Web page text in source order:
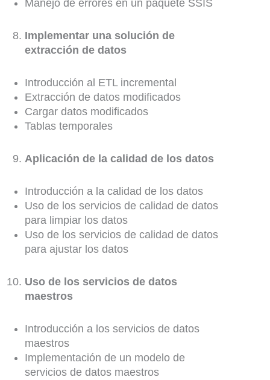
Manejo de errores en un paquete SSIS
Implementar una solución de
extracción de datos
Introducción al ETL incremental
Extracción de datos modificados
Cargar datos modificados
Tablas temporales
Aplicación de la calidad de los datos
Introducción a la calidad de los datos
Uso de los servicios de calidad de datos
para limpiar los datos
Uso de los servicios de calidad de datos
para ajustar los datos
Uso de los servicios de datos
maestros
Introducción a los servicios de datos
maestros
Implementación de un modelo de
servicios de datos maestros